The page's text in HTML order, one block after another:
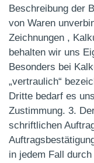
Beschreibung der
von Waren
Zeichnungen ,
behalten wir uns
Besonders bei
„vertraulich“
Dritte bedarf es
Zustimmung. 3.
schriftlichen
in jedem Fall